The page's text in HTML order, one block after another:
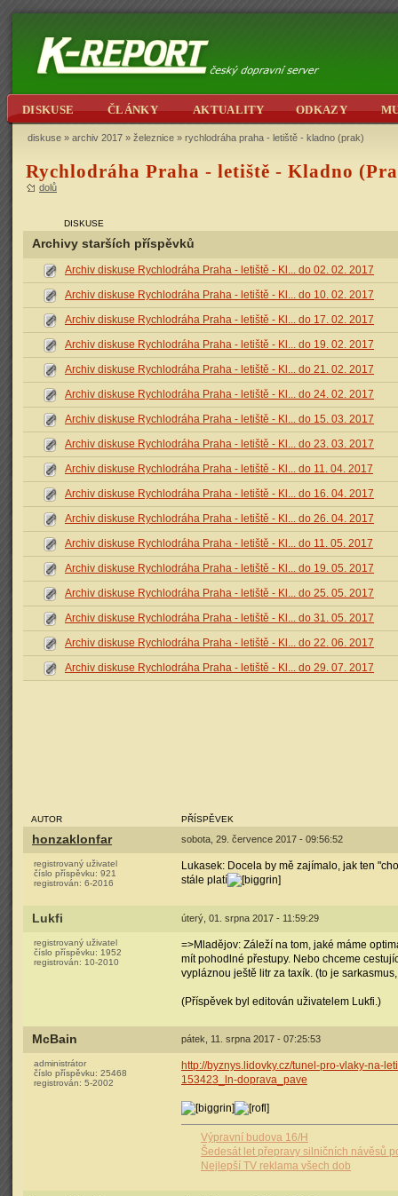
DISKUSE ČLÁNKY AKTUALITY ODKAZY
diskuse » archiv 2017 » železnice » rychlodráha praha - letiště - kladno (prak)
Rychlodráha Praha - letiště - Kladno
dolů
DISKUSE
Archivy starších příspěvků
Archiv diskuse Rychlodráha Praha - letiště - Kl... do 02. 02. 2017
Archiv diskuse Rychlodráha Praha - letiště - Kl... do 10. 02. 2017
Archiv diskuse Rychlodráha Praha - letiště - Kl... do 17. 02. 2017
Archiv diskuse Rychlodráha Praha - letiště - Kl... do 19. 02. 2017
Archiv diskuse Rychlodráha Praha - letiště - Kl... do 21. 02. 2017
Archiv diskuse Rychlodráha Praha - letiště - Kl... do 24. 02. 2017
Archiv diskuse Rychlodráha Praha - letiště - Kl... do 15. 03. 2017
Archiv diskuse Rychlodráha Praha - letiště - Kl... do 23. 03. 2017
Archiv diskuse Rychlodráha Praha - letiště - Kl... do 11. 04. 2017
Archiv diskuse Rychlodráha Praha - letiště - Kl... do 16. 04. 2017
Archiv diskuse Rychlodráha Praha - letiště - Kl... do 26. 04. 2017
Archiv diskuse Rychlodráha Praha - letiště - Kl... do 11. 05. 2017
Archiv diskuse Rychlodráha Praha - letiště - Kl... do 19. 05. 2017
Archiv diskuse Rychlodráha Praha - letiště - Kl... do 25. 05. 2017
Archiv diskuse Rychlodráha Praha - letiště - Kl... do 31. 05. 2017
Archiv diskuse Rychlodráha Praha - letiště - Kl... do 22. 06. 2017
Archiv diskuse Rychlodráha Praha - letiště - Kl... do 29. 07. 2017
AUTOR PŘÍSPĚVEK
honzaklonfar sobota, 29. července 2017 - 09:56:52
registrovaný uživatel
číslo příspěvku: 921
registrován: 6-2016
Lukasek: Docela by mě zajímalo, jak ten
stále platí
Lukfi úterý, 01. srpna 2017 - 11:59:29
registrovaný uživatel
číslo příspěvku: 1952
registrován: 10-2010
=>Mladějov: Záleží na tom, jaké máme
mít pohodlné přestupy. Nebo chceme
vypláznou ještě litr za taxík. (to je
(Příspěvek byl editován uživatelem Lukfi.)
McBain pátek, 11. srpna 2017 - 07:25:53
administrátor
číslo příspěvku: 25468
registrován: 5-2002
http://byznys.lidovky.cz/tunel-pro-vlaky-na-
153423_ln-doprava_pave
Výpravní budova 16/H
Šedesát let přepravy silničních návěsů
Nejlepší TV reklama všech dob